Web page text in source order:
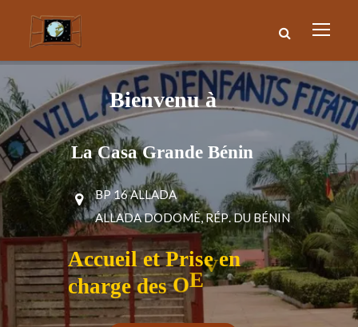
Bienvenu à
La Casa Grande Bénin
BP 16ALLADA
ALLADADODOMÈ,RÉP.DU BÉNIN
Accueil et Prise en
charge des OEV